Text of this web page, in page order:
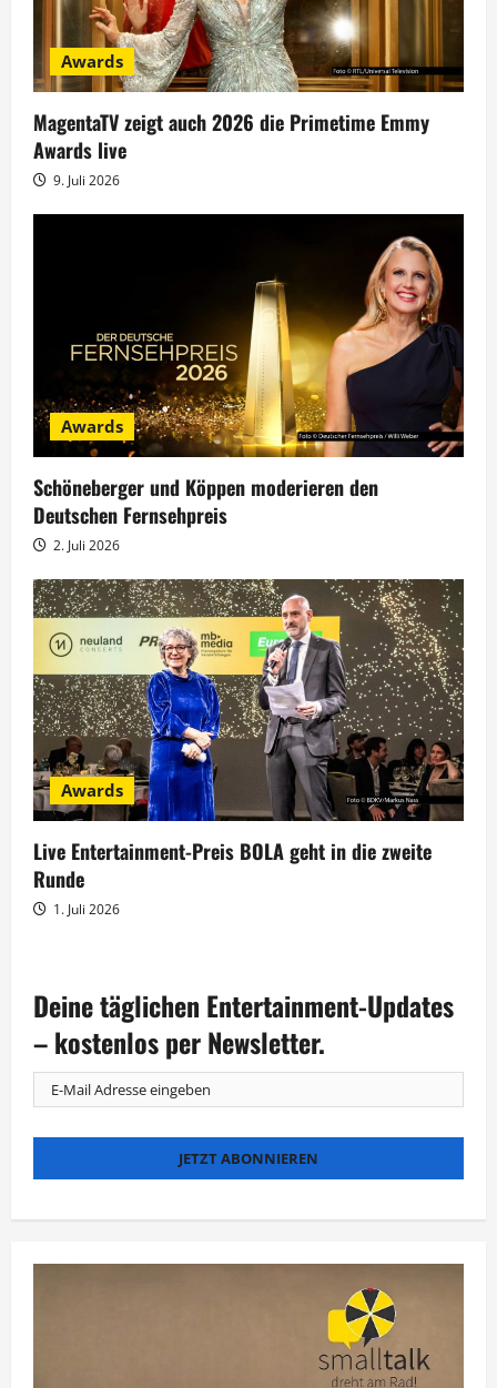
v
i
g
a
t
Awards
MagentaTV zeigt auch 2026 die Primetime Emmy
Awards live
9. Juli 2026
Awards
Schöneberger und Köppen moderieren den
Deutschen Fernsehpreis
2. Juli 2026
Awards
Live Entertainment-Preis BOLA geht in die zweite
Runde
1. Juli 2026
Deine täglichen Entertainment-Updates
– kostenlos per Newsletter.